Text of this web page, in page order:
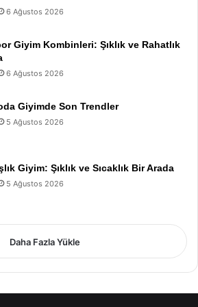
6 Ağustos 2026
Giyim Kombinleri: Şıklık ve Rahatlık
6 Ağustos 2026
Giyimde Son Trendler
5 Ağustos 2026
Giyim: Şıklık ve Sıcaklık Bir Arada
5 Ağustos 2026
Daha Fazla Yükle